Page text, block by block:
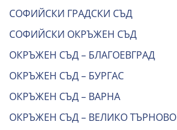
СОФИЙСКИ ГРАДСКИ СЪД
СОФИЙСКИ ОКРЪЖЕН СЪД
ОКРЪЖЕН СЪД – БЛАГОЕВГРАД
ОКРЪЖЕН СЪД – БУРГАС
ОКРЪЖЕН СЪД – ВАРНА
ОКРЪЖЕН СЪД – ВЕЛИКО ТЪРНОВО